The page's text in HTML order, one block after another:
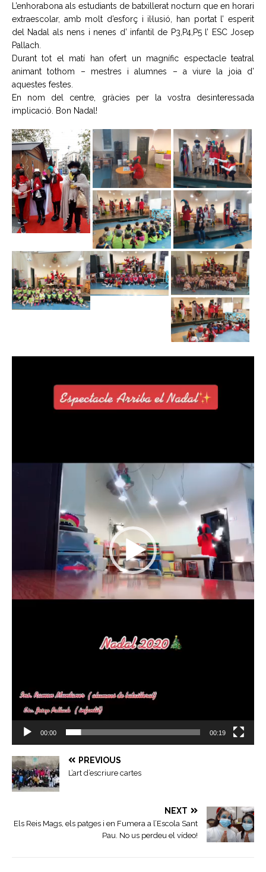
L’enhorabona als estudiants de batxillerat nocturn que en horari
extraescolar, amb molt d’esforç i il·lusió, han portat l’ esperit
del Nadal als nens i nenes d’ infantil de P3,P4,P5 l’ ESC Josep
Pallach.
Durant tot el matí han ofert un magnífic espectacle teatral
animant tothom – mestres i alumnes – a viure la joia d’
aquestes festes.
En nom del centre, gràcies per la vostra desinteressada
implicació. Bon Nadal!
00:00 00:19
PREVIOUS
L’art d’escriure cartes
NEXT
Els Reis Mags, els patges i en Fumera a l’Escola Sant
Pau. No us perdeu el vídeo!